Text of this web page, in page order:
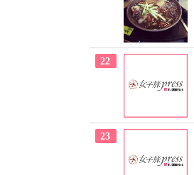
22
23